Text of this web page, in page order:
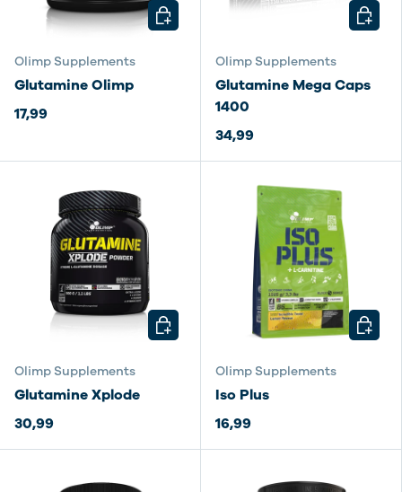
Olimp Supplements
Glutamine Olimp
17,99
KIES MOGELIJKHEDEN
Olimp Supplements
Glutamine Mega Caps
1400
34,99
KIES
Olimp Supplements
Glutamine Xplode
30,99
KIES MOGELIJKHEDEN
Olimp Supplements
Iso Plus
16,99
KIES